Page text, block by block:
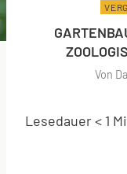
Von
Lesedauer< 1